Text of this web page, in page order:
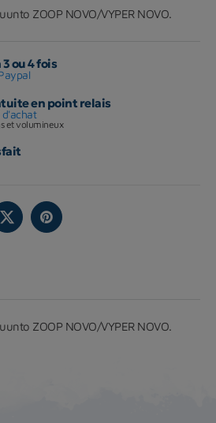
ZOOP NOVO/VYPER NOVO.
ou 4 fois
en point relais
et volumineux
ZOOP NOVO/VYPER NOVO.